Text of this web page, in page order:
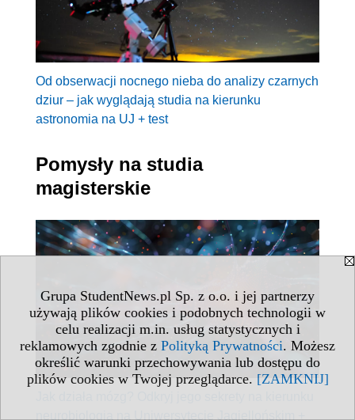
Grupa StudentNews.pl Sp. z o.o. i jej partnerzy
używają plików cookies i podobnych technologii w
celu realizacji m.in. usług statystycznych i
reklamowych zgodnie z Polityką Prywatności. Możesz
określić warunki przechowywania lub dostępu do
plików cookies w Twojej przeglądarce. [ZAMKNIJ]
Od obserwacji nocnego nieba do analizy czarnych
dziur – jak wyglądają studia na kierunku
astronomia na UJ + test
Pomysły na studia
magisterskie